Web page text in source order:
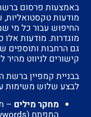
באמצעות פרסום
מודעות
החיפוש עבור כל מי
מוגדרות. מודעות אלו
גם הרחבות ותוספים
קישורים לניווט
בבניית קמפיין ברשת
לבצע שלוש משימות
מחקר מילים –